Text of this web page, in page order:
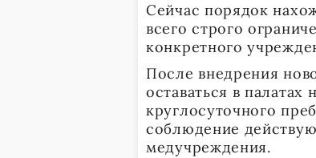
Сейчас порядок
всего строго
конкретного
После внедрения
оставаться в
круглосуточного
соблюдение
медучреждения.